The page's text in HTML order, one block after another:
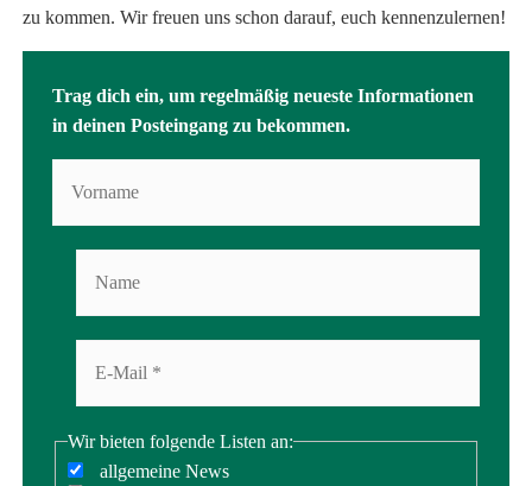
zu kommen. Wir freuen uns schon darauf, euch kennenzulernen!
Trag dich ein, um regelmäßig neueste Informationen
in deinen Posteingang zu bekommen.
Wir bieten folgende Listen an:
allgemeine News